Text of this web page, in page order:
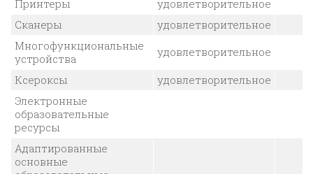
Принтеры
удовлетворительное
Сканеры
удовлетворительное
Многофункциональные
устройства
удовлетворительное
Ксероксы
удовлетворительное
Электронные
образовательные
ресурсы
Адаптированные
основные